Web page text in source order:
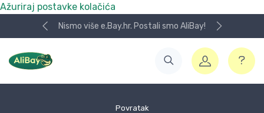
Ažuriraj postavke kolačića
Nismo više e.Bay.hr. Postali smo AliBay!
Povratak